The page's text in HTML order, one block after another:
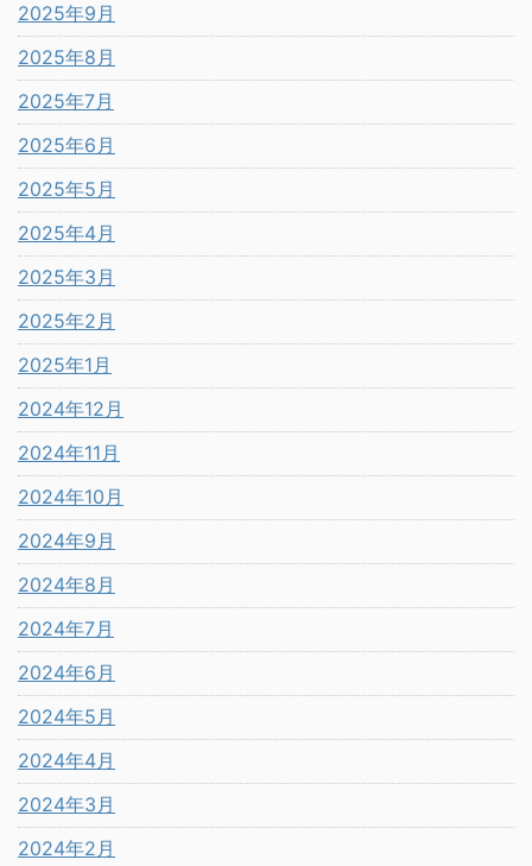
2025年9月
2025年8月
2025年7月
2025年6月
2025年5月
2025年4月
2025年3月
2025年2月
2025年1月
2024年12月
2024年11月
2024年10月
2024年9月
2024年8月
2024年7月
2024年6月
2024年5月
2024年4月
2024年3月
2024年2月